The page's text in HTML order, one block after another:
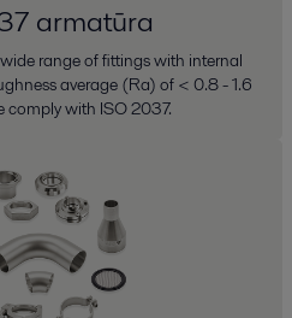
armatūra
range of fittings with internal
average (Ra) of < 0.8 - 1.6
comply with ISO 2037.